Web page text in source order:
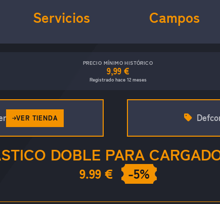
Servicios Campos
PRECIO MÍNIMO HISTÓRICO
9,99 €
Registrado hace 12 meses
VER TIENDA
DOBLE PARA
9.99 € -5%